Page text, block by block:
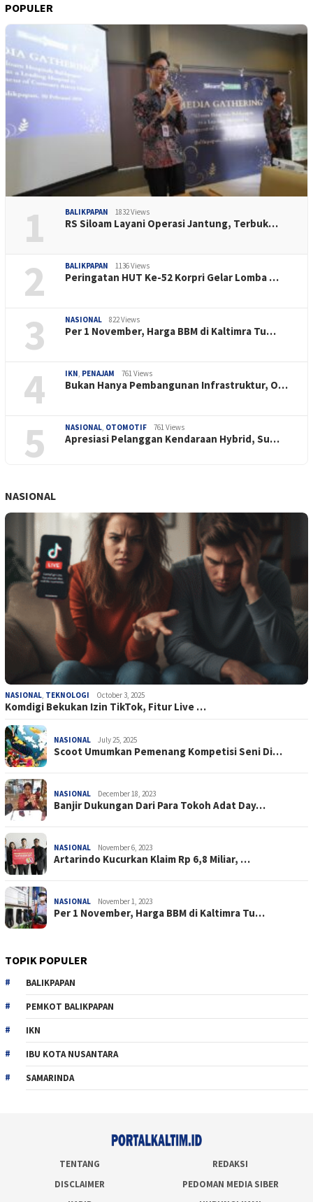
POPULER
1 BALIKPAPAN 1832 Views
RS Siloam Layani Operasi Jantung, Terbuk…
2 BALIKPAPAN 1136 Views
Peringatan HUT Ke-52 Korpri Gelar Lomba …
3 NASIONAL 822 Views
Per 1 November, Harga BBM di Kaltimra Tu…
4 IKN, PENAJAM 761 Views
Bukan Hanya Pembangunan Infrastruktur, O…
5 NASIONAL, OTOMOTIF 761 Views
Apresiasi Pelanggan Kendaraan Hybrid, Su…
NASIONAL
NASIONAL, TEKNOLOGI October 3, 2025
Komdigi Bekukan Izin TikTok, Fitur Live …
NASIONAL July 25, 2025
Scoot Umumkan Pemenang Kompetisi Seni Di…
NASIONAL December 18, 2023
Banjir Dukungan Dari Para Tokoh Adat Day…
NASIONAL November 6, 2023
Artarindo Kucurkan Klaim Rp 6,8 Miliar, …
NASIONAL November 1, 2023
Per 1 November, Harga BBM di Kaltimra Tu…
TOPIK POPULER
BALIKPAPAN
PEMKOT BALIKPAPAN
IKN
IBU KOTA NUSANTARA
SAMARINDA
TENTANG
REDAKSI
DISCLAIMER
PEDOMAN MEDIA SIBER